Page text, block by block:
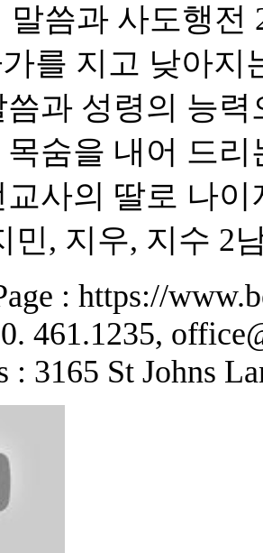
말씀과 사도행전
를 지고 낮아지
씀과 성령의 능
목숨을 내어 드
교사의 딸로 나
민, 지우, 지수 2
: https://
461.1235,
: 3165 St Johns